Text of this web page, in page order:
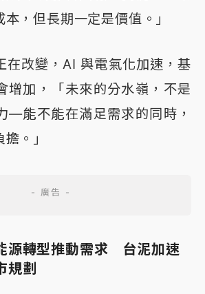
，但長期一定是價值。」
在改變，AI 與電氣化加速，基
增加，「未來的分水嶺，不是
—能不能在滿足需求的同時，
。」
源轉型推動需求 台泥加速
規劃